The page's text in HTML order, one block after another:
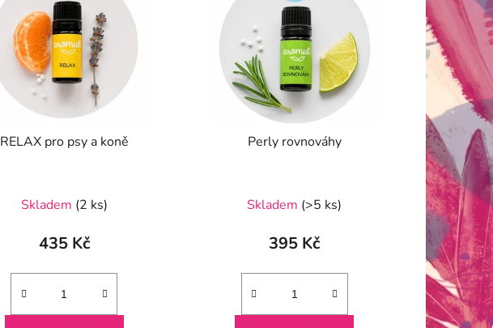
RELAX pro psy a koně
Skladem (2 ks)
435 Kč
Perly rovnováhy
Skladem (>5 ks)
395 Kč